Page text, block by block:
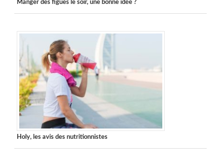
Manger des figues le soir, une bonne idée ?
Holy, les avis des nutritionnistes